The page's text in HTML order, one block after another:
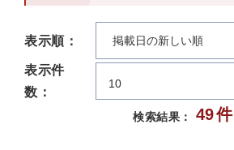
表示順： 掲載日の新しい順
表示件
数：
10
検索結果： 49件